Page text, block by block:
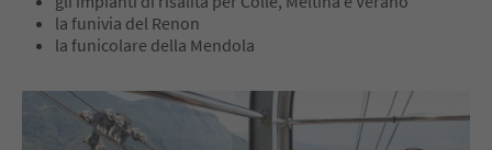
la funivia del Renon
la funicolare della Mendola